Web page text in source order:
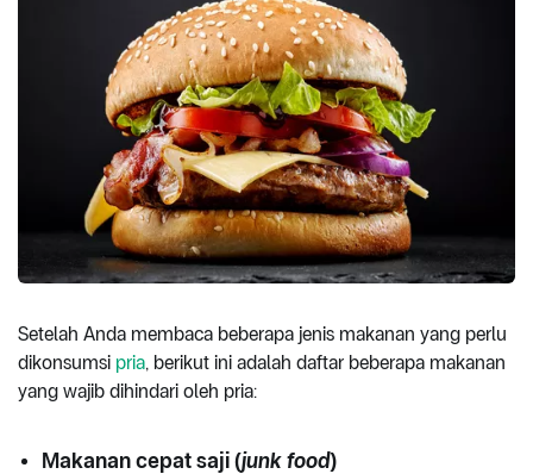
Setelah Anda membaca beberapa jenis makanan yang perlu
dikonsumsi pria, berikut ini adalah daftar beberapa makanan
yang wajib dihindari oleh pria:
Makanan cepat saji (junk food)